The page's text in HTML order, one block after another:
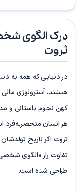
درک الگوی
ثروت
در دنیایی که همه به
هستند، آسترولوژی
کهن نجوم باستانی و
هر انسان منحصربه‌فرد
ثروت اگر تاریخ
تفاوت راز «الگوی
طراحی شده است.